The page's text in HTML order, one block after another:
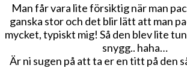
Man får vara lite försiktig när man
ganska stor och det blir lätt att man
mycket, typiskt mig! Så den blev lite
snygg.. haha…
Är ni sugen på att ta er en titt på den